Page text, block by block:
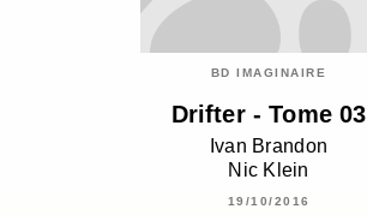
BD IMAGINAIRE
Drifter - Tome 03
Ivan Brandon
Nic Klein
19/10/2016